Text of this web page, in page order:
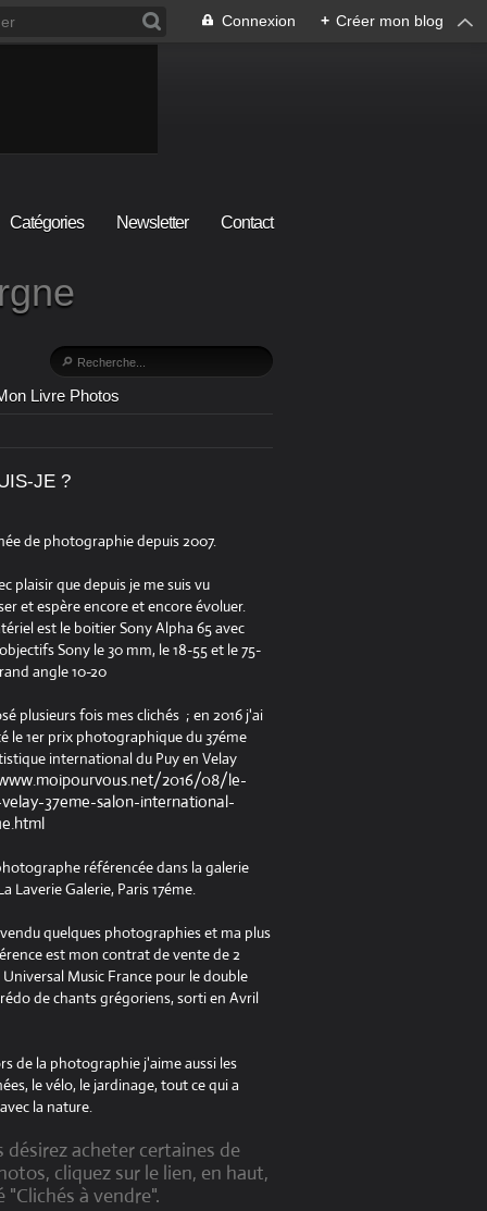
Connexion + Créer mon blog
Catégories Newsletter Contact
Livre Photos
JE ?
de photographie depuis 2007.
plaisir que depuis je me suis vu
et espère encore et encore évoluer.
est le boitier Sony Alpha 65 avec
Sony le 30 mm, le 18-55 et le 75-
angle 10-20
plusieurs fois mes clichés ; en 2016 j'ai
le 1er prix photographique du 37éme
international du Puy en Velay
2016/08/le-
37eme-salon-international-
référencée dans la galerie
Laverie Galerie, Paris 17éme.
quelques photographies et ma plus
est mon contrat de vente de 2
Universal Music France pour le double
de chants grégoriens, sorti en Avril
de la photographie j'aime aussi les
le vélo, le jardinage, tout ce qui a
la nature.
désirez acheter certaines de
cliquez sur le lien, en haut,
à vendre".